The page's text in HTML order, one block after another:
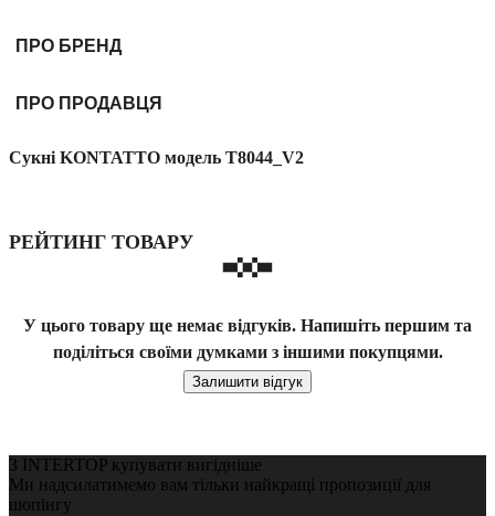
ПРО БРЕНД
ПРО ПРОДАВЦЯ
Сукні KONTATTO модель T8044_V2
РЕЙТИНГ ТОВАРУ
У цього товару ще немає відгуків. Напишіть першим та
поділіться своїми думками з іншими покупцями.
Залишити відгук
З INTERTOP купувати вигідніше
Ми надсилатимемо вам тільки найкращі пропозиції для
шопінгу